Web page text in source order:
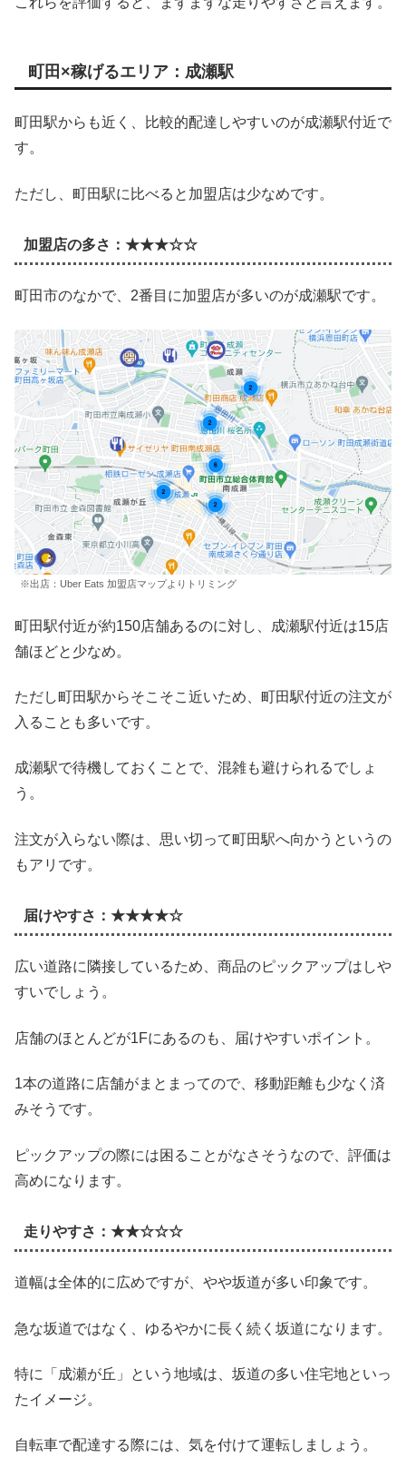
町田×稼げるエリア：成瀬駅
町田駅からも近く、比較的配達しやすいのが成瀬駅付近で
す。
ただし、町田駅に比べると加盟店は少なめです。
加盟店の多さ：★★★☆☆
町田市のなかで、2番目に加盟店が多いのが成瀬駅です。
※出店：Uber Eats 加盟店マップよりトリミング
町田駅付近が約150店舗あるのに対し、成瀬駅付近は15店
舗ほどと少なめ。
ただし町田駅からそこそこ近いため、町田駅付近の注文が
入ることも多いです。
成瀬駅で待機しておくことで、混雑も避けられるでしょ
う。
注文が入らない際は、思い切って町田駅へ向かうというの
もアリです。
届けやすさ：★★★★☆
広い道路に隣接しているため、商品のピックアップはしや
すいでしょう。
店舗のほとんどが1Fにあるのも、届けやすいポイント。
1本の道路に店舗がまとまってので、移動距離も少なく済
みそうです。
ピックアップの際には困ることがなさそうなので、評価は
高めになります。
走りやすさ：★★☆☆☆
道幅は全体的に広めですが、やや坂道が多い印象です。
急な坂道ではなく、ゆるやかに長く続く坂道になります。
特に「成瀬が丘」という地域は、坂道の多い住宅地といっ
たイメージ。
自転車で配達する際には、気を付けて運転しましょう。